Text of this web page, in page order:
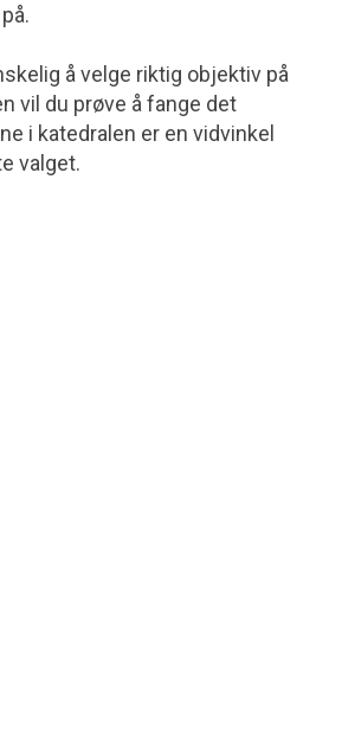
å velge riktig objektiv på
vil du prøve å fange det
i katedralen er en vidvinkel
valget.